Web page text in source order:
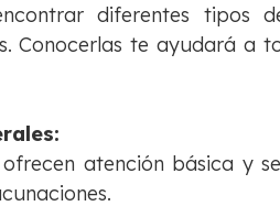
diferentes tipos
Conocerlas te ayudará a
ofrecen atención básica y